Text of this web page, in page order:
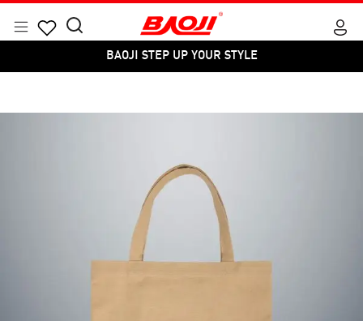
Menu
BAOJI STEP UP YOUR STYLE